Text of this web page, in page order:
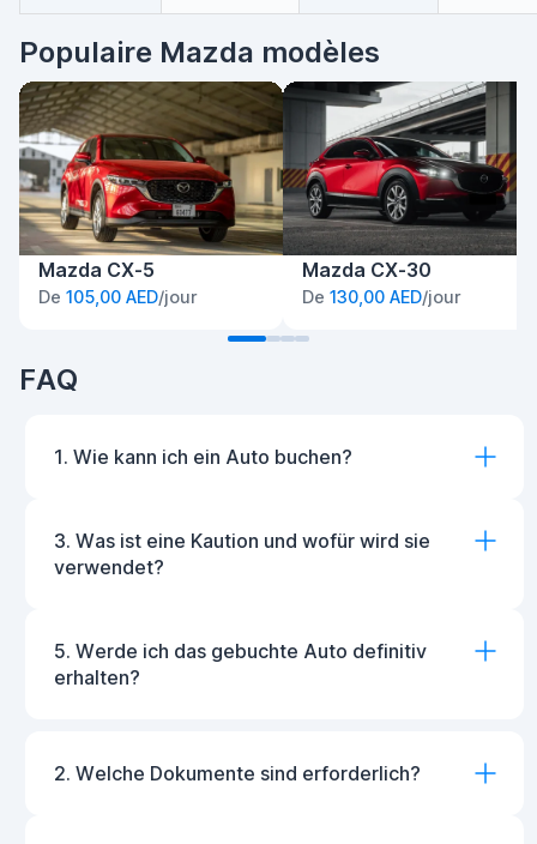
Populaire Mazda modèles
Mazda CX-5
De 105,00 AED/jour
Mazda CX-30
De 130,00 AED/jour
FAQ
1. Wie kann ich ein Auto buchen?
3. Was ist eine Kaution und wofür wird sie
verwendet?
5. Werde ich das gebuchte Auto definitiv
erhalten?
2. Welche Dokumente sind erforderlich?